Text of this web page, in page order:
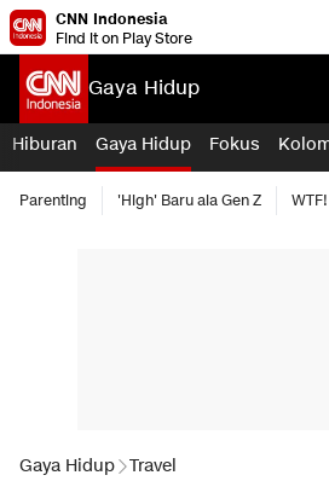
CNN Indonesia
Find it on Play Store
Gaya Hidup
Hiburan Gaya Hidup Fokus
Parenting 'High' Baru ala Gen Z
Gaya Hidup Travel